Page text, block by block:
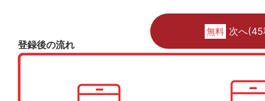
無料 次へ
登録後の流れ